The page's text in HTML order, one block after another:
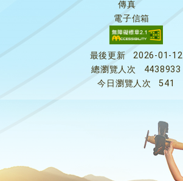
傳真
電子信箱
最後更新
2026-01-12
總瀏覽人次
4438933
今日瀏覽人次
541